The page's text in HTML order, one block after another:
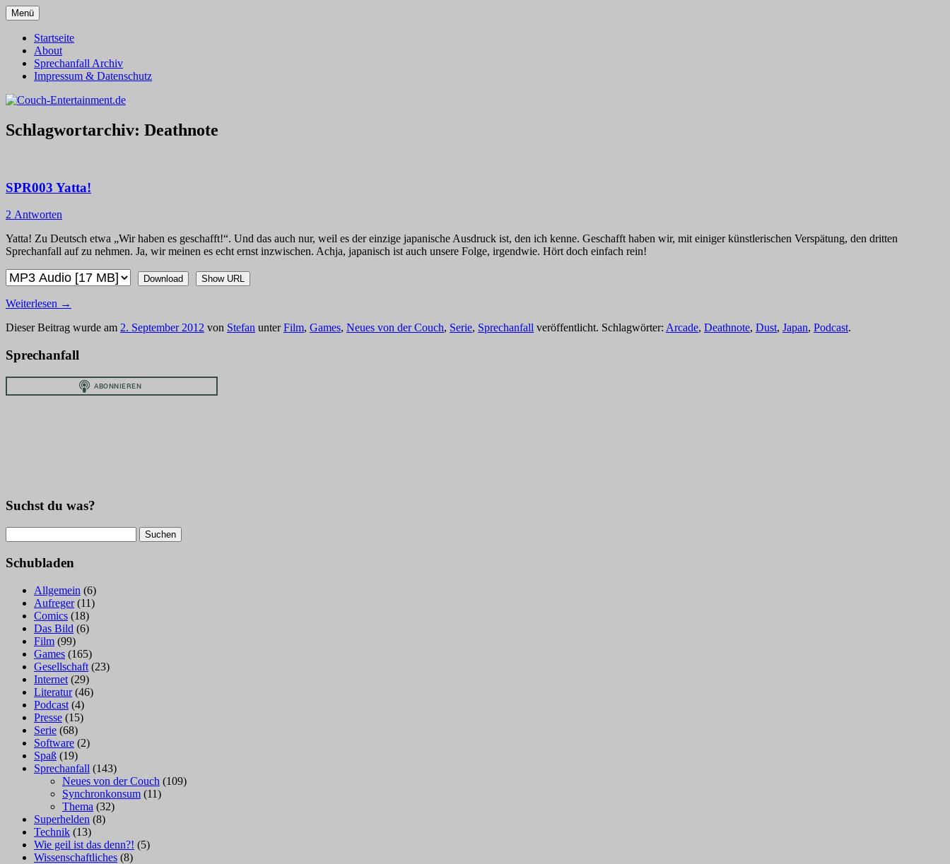
Zum
Inhalt
springen
Couch-Entertainment.de
Menü
Startseite
About
Sprechanfall Archiv
Impressum & Datenschutz
Schlagwortarchiv: Deathnote
SPR003 Yatta!
2 Antworten
Yatta! Zu Deutsch etwa „Wir haben es geschafft!“. Und das auch nur, weil es der einzige japanische Ausdruck ist, den ich kenne. Geschafft haben wir, mit einiger künstlerischen Verspätung, den dritten
Sprechanfall auf zu nehmen. Ja, wir meinen es echt ernst inzwischen. Achja, japanisch ist auch unsere Folge, irgendwie. Hört doch einfach rein!
Download Show URL
Weiterlesen →
Dieser Beitrag wurde am 2. September 2012 von Stefan unterFilm, Games, Neues von der Couch, Serie, Sprechanfall veröffentlicht. Schlagwörter: Arcade, Deathnote, Dust, Japan, Podcast.
Sprechanfall
Suchst du was?
nach:
Schubladen
Allgemein (6)
Aufreger(11)
Comics (18)
Das Bild (6)
Film (99)
Games (165)
Gesellschaft (23)
Internet (29)
Literatur(46)
Podcast (4)
Presse (15)
Serie (68)
Software (2)
Spaß (19)
Sprechanfall (143)
Neues von der Couch (109)
Synchronkonsum (11)
Thema (32)
Superhelden (8)
Technik (13)
Wie geil ist das denn?! (5)
Wissenschaftliches (8)